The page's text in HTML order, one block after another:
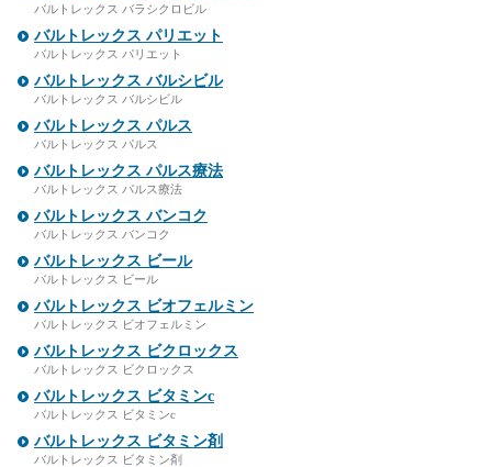
バルトレックス バラシクロビル
バルトレックス パリエット
バルトレックス パリエット
バルトレックス バルシビル
バルトレックス バルシビル
バルトレックス パルス
バルトレックス パルス
バルトレックス パルス療法
バルトレックス パルス療法
バルトレックス バンコク
バルトレックス バンコク
バルトレックス ビール
バルトレックス ビール
バルトレックス ビオフェルミン
バルトレックス ビオフェルミン
バルトレックス ビクロックス
バルトレックス ビクロックス
バルトレックス ビタミンc
バルトレックス ビタミンc
バルトレックス ビタミン剤
バルトレックス ビタミン剤